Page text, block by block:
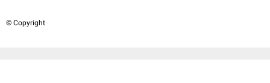
© Copyright